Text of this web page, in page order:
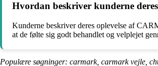
Hvordan beskriver kunderne
Kunderne beskriver deres oplevelse af
at de følte sig godt behandlet og velplejet
Populære søgninger: carmark, carmark vejle,